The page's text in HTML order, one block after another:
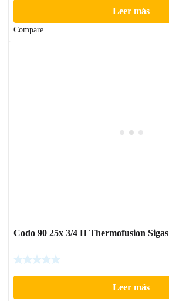
Leer más
Compare
Codo 90 25x 3/4 H Thermofusion Sigas
Leer más